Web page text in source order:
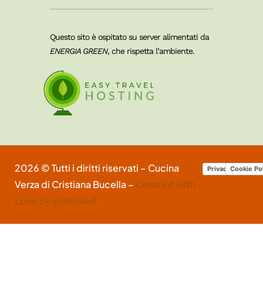
Questo sito è ospitato su server alimentati da
ENERGIA GREEN, che rispetta l’ambiente.
2026 © Tutti i diritti riservati – Cucina
Verza di Cristiana Bucella – Created with
Love by @deloled
Privacy Policy
Cookie